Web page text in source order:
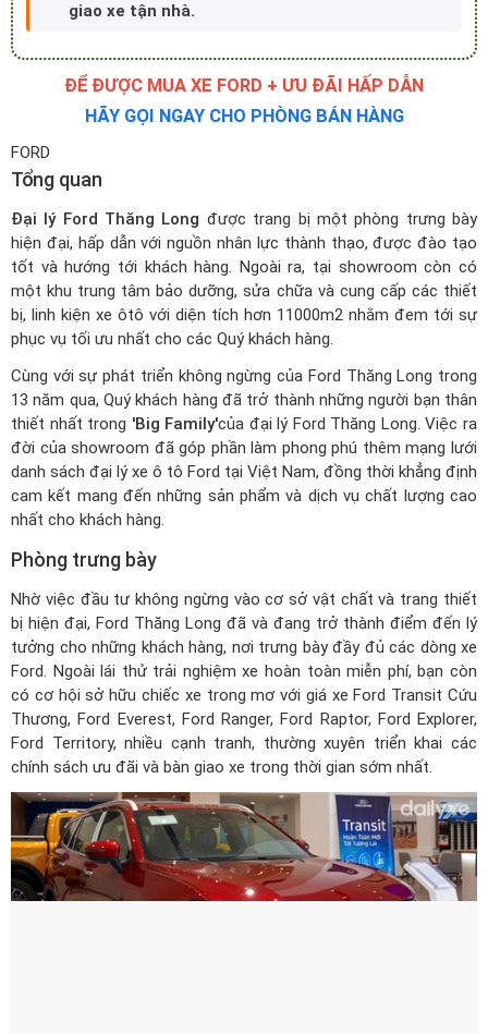
giao xe tận nhà.
ĐỂ ĐƯỢC MUA XE FORD + ƯU ĐÃI HẤP DẪN
HÃY GỌI NGAY CHO PHÒNG BÁN HÀNG
FORD
Tổng quan
Đại lý Ford Thăng Long được trang bị một phòng trưng bày
hiện đại, hấp dẫn với nguồn nhân lực thành thạo, được đào tạo
tốt và hướng tới khách hàng. Ngoài ra, tại showroom còn có
một khu trung tâm bảo dưỡng, sửa chữa và cung cấp các thiết
bị, linh kiện xe ôtô với diện tích hơn 11000m2 nhằm đem tới sự
phục vụ tối ưu nhất cho các Quý khách hàng.
Cùng với sự phát triển không ngừng của Ford Thăng Long trong
13 năm qua, Quý khách hàng đã trở thành những người bạn thân
thiết nhất trong 'Big Family'của đại lý Ford Thăng Long. Việc ra
đời của showroom đã góp phần làm phong phú thêm mạng lưới
danh sách đại lý xe ô tô Ford tại Việt Nam, đồng thời khẳng định
cam kết mang đến những sản phẩm và dịch vụ chất lượng cao
nhất cho khách hàng.
Phòng trưng bày
Nhờ việc đầu tư không ngừng vào cơ sở vật chất và trang thiết
bị hiện đại, Ford Thăng Long đã và đang trở thành điểm đến lý
tưởng cho những khách hàng, nơi trưng bày đầy đủ các dòng xe
Ford. Ngoài lái thử trải nghiệm xe hoàn toàn miễn phí, bạn còn
có cơ hội sở hữu chiếc xe trong mơ với giá xe Ford Transit Cứu
Thương, Ford Everest, Ford Ranger, Ford Raptor, Ford Explorer,
Ford Territory, nhiều cạnh tranh, thường xuyên triển khai các
chính sách ưu đãi và bàn giao xe trong thời gian sớm nhất.